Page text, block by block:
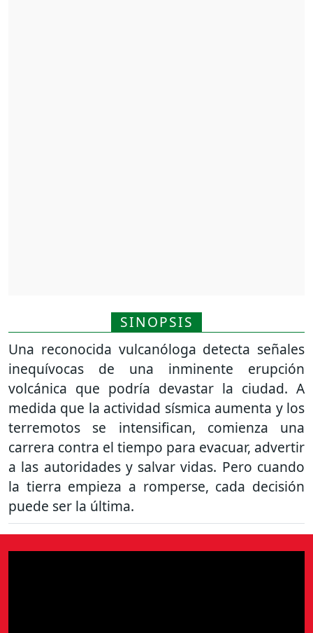
SINOPSIS
Una reconocida vulcanóloga detecta señales
inequívocas de una inminente erupción
volcánica que podría devastar la ciudad. A
medida que la actividad sísmica aumenta y los
terremotos se intensifican, comienza una
carrera contra el tiempo para evacuar, advertir
a las autoridades y salvar vidas. Pero cuando
la tierra empieza a romperse, cada decisión
puede ser la última.